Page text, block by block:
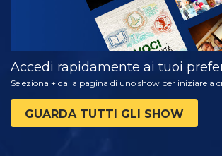
Accedi rapidamente ai tuoi
Seleziona + dalla pagina di uno show per iniziare a
GUARDA TUTTI GLI SHOW